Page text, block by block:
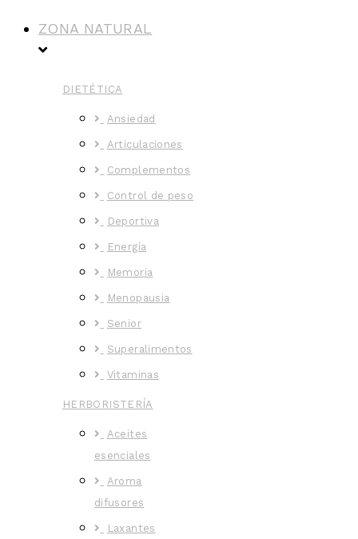
ZONA NATURAL
DIETÉTICA
Ansiedad
Articulaciones
Complementos
Control de peso
Deportiva
Energía
Memoria
Menopausia
Senior
Superalimentos
Vitaminas
HERBORISTERÍA
Aceites
esenciales
Aroma
difusores
Laxantes